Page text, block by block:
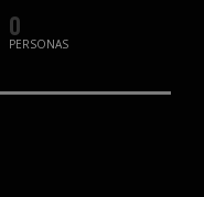
0
PERSONAS